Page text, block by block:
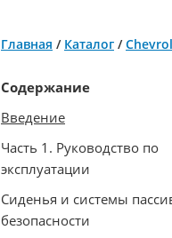
Главная / Каталог /
Содержание
Введение
Часть 1. Руководство по
эксплуатации
Сиденья и системы
безопасности